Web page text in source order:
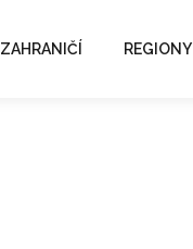
ZAHRANIČÍ REGIONY